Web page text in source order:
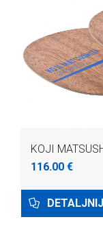
KOJI
116.00 €